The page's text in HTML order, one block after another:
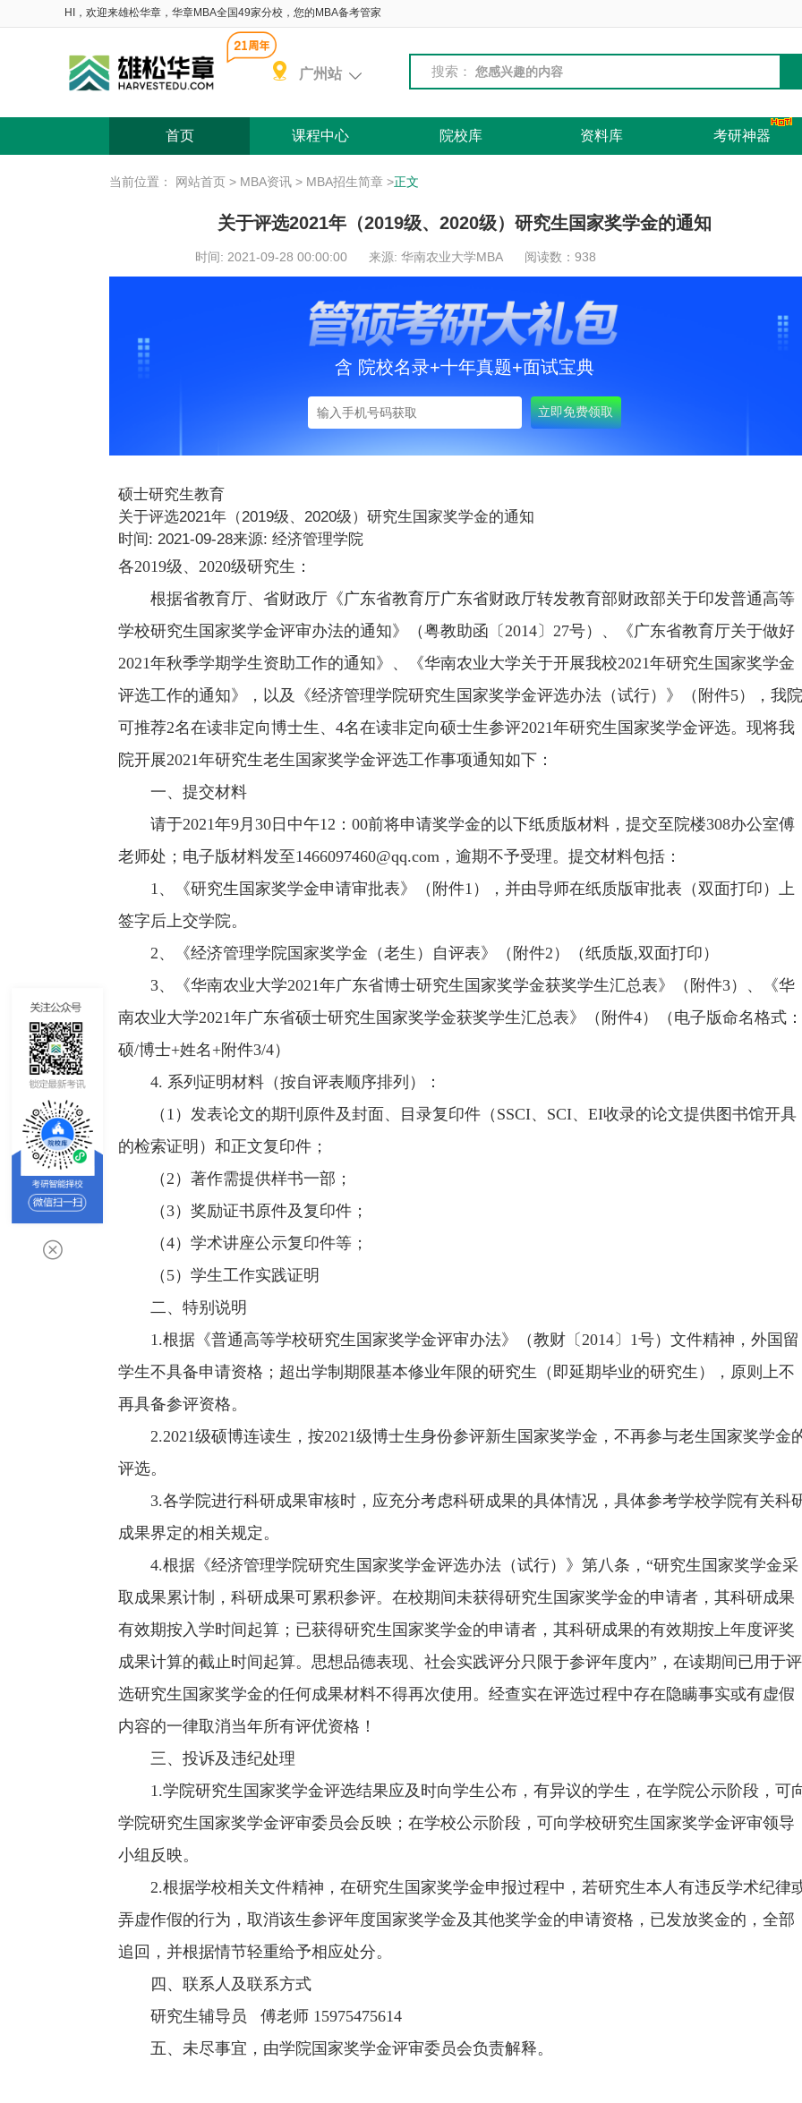
HI，欢迎来雄松华章，华章MBA全国49家分校，您的MBA备考管家
广州站 搜索：
首页 课程中心 院校库 资料库 考研神器
当前位置： 网站首页 > MBA资讯 > MBA招生简章 >正文
关于评选2021年（2019级、2020级）研究生国家奖学金的通知
时间: 2021-09-28 00:00:00 来源: 华南农业大学MBA 阅读数： 938
含 院校名录+十年真题+面试宝典
硕士研究生教育
关于评选2021年（2019级、2020级）研究生国家奖学金的通知
时间: 2021-09-28来源: 经济管理学院
各2019级、2020级研究生：
根据省教育厅、省财政厅《广东省教育厅广东省财政厅转发教育部财政部关于印发普通高等
学校研究生国家奖学金评审办法的通知》（粤教助函〔2014〕27号）、《广东省教育厅关于做好
2021年秋季学期学生资助工作的通知》、《华南农业大学关于开展我校2021年研究生国家奖学金
评选工作的通知》，以及《经济管理学院研究生国家奖学金评选办法（试行）》（附件5），我院
可推荐2名在读非定向博士生、4名在读非定向硕士生参评2021年研究生国家奖学金评选。现将我
院开展2021年研究生老生国家奖学金评选工作事项通知如下：
一、提交材料
请于2021年9月30日中午12：00前将申请奖学金的以下纸质版材料，提交至院楼308办公室傅
老师处；电子版材料发至1466097460@qq.com，逾期不予受理。提交材料包括：
1、《研究生国家奖学金申请审批表》（附件1），并由导师在纸质版审批表（双面打印）上
签字后上交学院。
2、《经济管理学院国家奖学金（老生）自评表》（附件2）（纸质版,双面打印）
3、《华南农业大学2021年广东省博士研究生国家奖学金获奖学生汇总表》（附件3）、《华
南农业大学2021年广东省硕士研究生国家奖学金获奖学生汇总表》（附件4）（电子版命名格式：
硕/博士+姓名+附件3/4）
4. 系列证明材料（按自评表顺序排列）：
（1）发表论文的期刊原件及封面、目录复印件（SSCI、SCI、EI收录的论文提供图书馆开具
的检索证明）和正文复印件；
（2）著作需提供样书一部；
（3）奖励证书原件及复印件；
（4）学术讲座公示复印件等；
（5）学生工作实践证明
二、特别说明
1.根据《普通高等学校研究生国家奖学金评审办法》（教财〔2014〕1号）文件精神，外国留
学生不具备申请资格；超出学制期限基本修业年限的研究生（即延期毕业的研究生），原则上不
再具备参评资格。
2.2021级硕博连读生，按2021级博士生身份参评新生国家奖学金，不再参与老生国家奖学金
评选。
3.各学院进行科研成果审核时，应充分考虑科研成果的具体情况，具体参考学校学院有关科
成果界定的相关规定。
4.根据《经济管理学院研究生国家奖学金评选办法（试行）》第八条，“研究生国家奖学金采
取成果累计制，科研成果可累积参评。在校期间未获得研究生国家奖学金的申请者，其科研成果
有效期按入学时间起算；已获得研究生国家奖学金的申请者，其科研成果的有效期按上年度评奖
成果计算的截止时间起算。思想品德表现、社会实践评分只限于参评年度内”，在读期间已用于评
选研究生国家奖学金的任何成果材料不得再次使用。经查实在评选过程中存在隐瞒事实或有虚假
内容的一律取消当年所有评优资格！
三、投诉及违纪处理
1.学院研究生国家奖学金评选结果应及时向学生公布，有异议的学生，在学院公示阶段，可
学院研究生国家奖学金评审委员会反映；在学校公示阶段，可向学校研究生国家奖学金评审领导
小组反映。
2.根据学校相关文件精神，在研究生国家奖学金申报过程中，若研究生本人有违反学术纪律
弄虚作假的行为，取消该生参评年度国家奖学金及其他奖学金的申请资格，已发放奖金的，全部
追回，并根据情节轻重给予相应处分。
四、联系人及联系方式
研究生辅导员 傅老师 15975475614
五、未尽事宜，由学院国家奖学金评审委员会负责解释。